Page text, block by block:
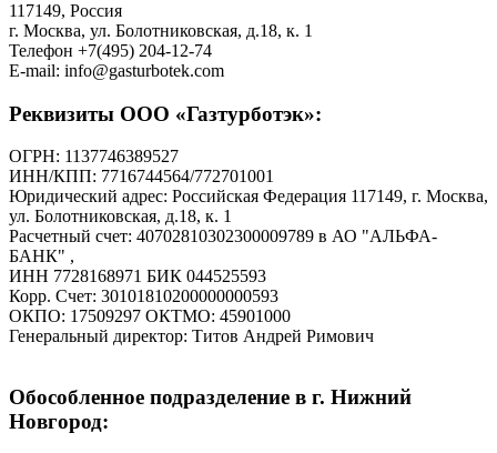
117149, Россия
г. Москва, ул. Болотниковская, д.18, к. 1
Телефон +7(495) 204-12-74
E-mail: info@gasturbotek.com
Реквизиты ООО «Газтурботэк»:
ОГРН: 1137746389527
ИНН/КПП: 7716744564/772701001
Юридический адрес: Российская Федерация 117149, г. Москва,
ул. Болотниковская, д.18, к. 1
Расчетный счет: 40702810302300009789 в АО "АЛЬФА-
БАНК" ,
ИНН 7728168971 БИК 044525593
Корр. Счет: 30101810200000000593
ОКПО: 17509297 ОКТМО: 45901000
Генеральный директор: Титов Андрей Римович
Обособленное подразделение в г. Нижний
Новгород: